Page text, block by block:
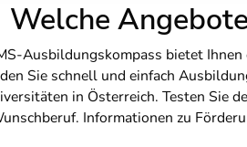
Welche
Ausbildungskompass bietet
Sie schnell und einfach
in Österreich. Testen Sie
Informationen zu